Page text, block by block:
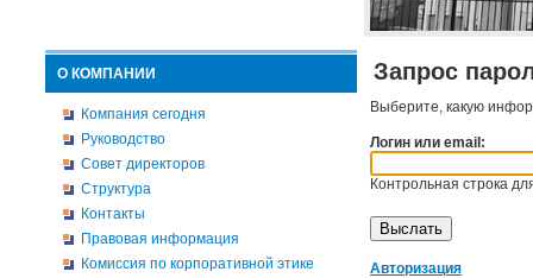
О КОМПАНИИ
Компания сегодня
Руководство
Совет директоров
Структура
Контакты
Правовая информация
Комиссия по корпоративной этике
Запрос
Выберите, какую
Логин или email:
Контрольная строка
Авторизация